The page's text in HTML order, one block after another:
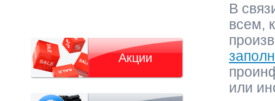
В
всем,
или
Акции